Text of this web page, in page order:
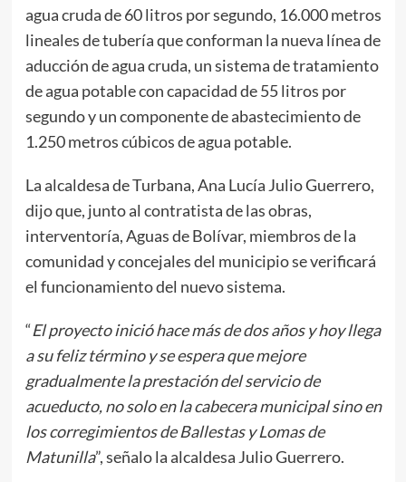
agua cruda de 60 litros por segundo, 16.000 metros
lineales de tubería que conforman la nueva línea de
aducción de agua cruda, un sistema de tratamiento
de agua potable con capacidad de 55 litros por
segundo y un componente de abastecimiento de
1.250 metros cúbicos de agua potable.
La alcaldesa de Turbana, Ana Lucía Julio Guerrero,
dijo que, junto al contratista de las obras,
interventoría, Aguas de Bolívar, miembros de la
comunidad y concejales del municipio se verificará
el funcionamiento del nuevo sistema.
“El proyecto inició hace más de dos años y hoy llega
a su feliz término y se espera que mejore
gradualmente la prestación del servicio de
acueducto, no solo en la cabecera municipal sino en
los corregimientos de Ballestas y Lomas de
Matunilla”, señalo la alcaldesa Julio Guerrero.